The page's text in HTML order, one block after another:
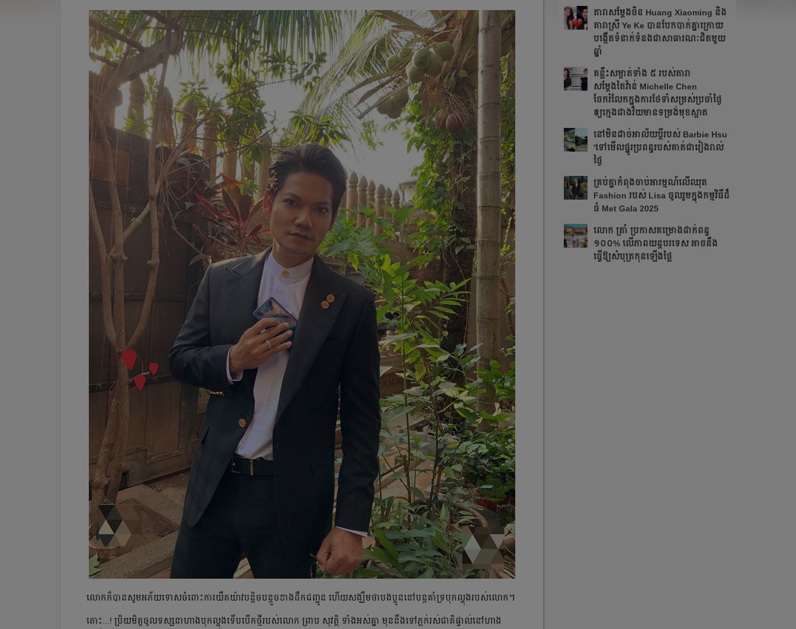
លោក​ក៏​បានសូម​អភ័យ​ទោស​ចំពោះ​ការ​យឺតយ៉ាវ​បន្ដិច​បន្ដួច​ខាង​ដឹក​ជញ្ជូន ហើយ​សង្ឃឹម​ថា​បងប្អូន​នៅ​បន្ត​គាំទ្រ​បុក​ល្ហុង​របស់​លោក។
តោះ...! ប្រិយមិត្ត​ចូល​ទស្សនា​ហាង​បុក​ល្ហុង​ទើប​បើក​ថ្មី​របស់​លោក ព្រាប សុវត្ថិ ទាំង​អស់​គ្នា មុននឹងទៅភ្លក់រស់ជាតិផ្ទាល់នៅហាង
តារាសម្ដែងចិន Huang Xiaoming និង
តារាស្រី Ye Ke បានបែកបាក់គ្នាក្រោយ
បង្កើតទំនាក់ទំនងជាសាធារណៈជិតមួយ
ឆ្នាំ
គន្លឹះសម្ងាត់ទាំង ៥ របស់តារា
សម្តែងតៃវ៉ាន់ Michelle Chen
ចែករំលែកក្នុងការថែទាំសម្រស់ប្រចាំថ្ងៃ
ឲ្យក្មេងជាងវ័យមានទម្រង់មុខស្អាត
នៅមិនដាច់អាល័យប្តីរបស់ Barbie Hsu
'ទៅមើលផ្នូរប្រពន្ធរបស់គាត់ជារៀងរាល់
ថ្ងៃ
គ្រប់គ្នាកំពុងចាប់អារម្មណ៍លើឈុត
Fashion របស់ Lisa ចូលរួមក្នុងកម្មវិធីដ៏
ធំ Met Gala 2025
លោក ត្រាំ ប្រកាសគម្រោងដាក់ពន្ធ
១០០% លើភាពយន្តបរទេស អាចនឹង
ធ្វើឱ្យសំបុត្រកុនឡើងថ្លៃ